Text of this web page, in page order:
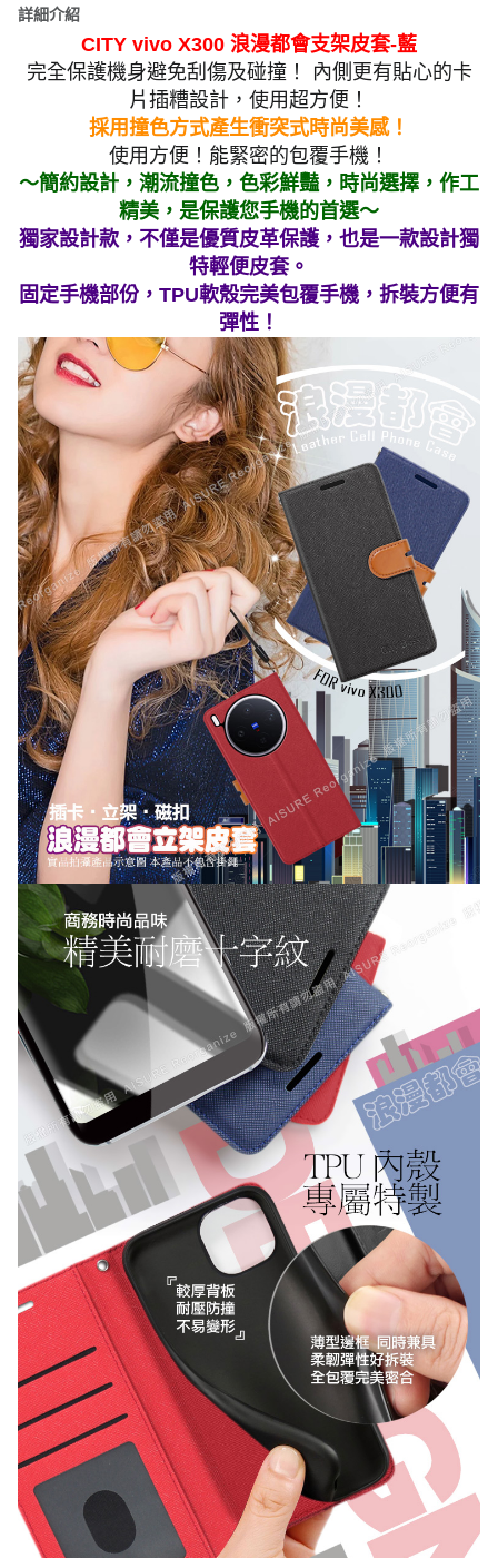
詳細介紹
CITY vivo X300 浪漫都會支架皮套-藍
完全保護機身避免刮傷及碰撞！ 內側更有貼心的卡
片插糟設計，使用超方便！
採用撞色方式產生衝突式時尚美感！
使用方便！能緊密的包覆手機！
～簡約設計，潮流撞色，色彩鮮豔，時尚選擇，作工
精美，是保護您手機的首選～
獨家設計款，不僅是優質皮革保護，也是一款設計獨
特輕便皮套。
固定手機部份，TPU軟殼完美包覆手機，拆裝方便有
彈性！